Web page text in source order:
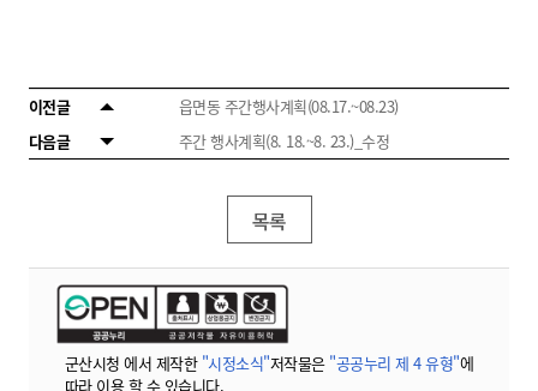
이전글
읍면동 주간행사계획(08.17.~08.23)
다음글
주간 행사계획(8. 18.~8. 23.)_수정
목록
군산시청 에서 제작한 "시정소식"저작물은 "공공누리 제 4 유형"에
따라 이용 할 수 있습니다.